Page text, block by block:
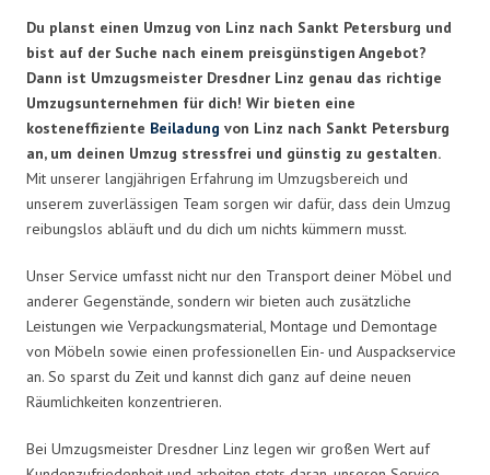
Du planst einen Umzug von Linz nach Sankt Petersburg und
bist auf der Suche nach einem preisgünstigen Angebot?
Dann ist Umzugsmeister Dresdner Linz genau das richtige
Umzugsunternehmen für dich! Wir bieten eine
kosteneffiziente Beiladung von Linz nach Sankt Petersburg
an, um deinen Umzug stressfrei und günstig zu gestalten.
Mit unserer langjährigen Erfahrung im Umzugsbereich und
unserem zuverlässigen Team sorgen wir dafür, dass dein Umzug
reibungslos abläuft und du dich um nichts kümmern musst.
Unser Service umfasst nicht nur den Transport deiner Möbel und
anderer Gegenstände, sondern wir bieten auch zusätzliche
Leistungen wie Verpackungsmaterial, Montage und Demontage
von Möbeln sowie einen professionellen Ein- und Auspackservice
an. So sparst du Zeit und kannst dich ganz auf deine neuen
Räumlichkeiten konzentrieren.
Bei Umzugsmeister Dresdner Linz legen wir großen Wert auf